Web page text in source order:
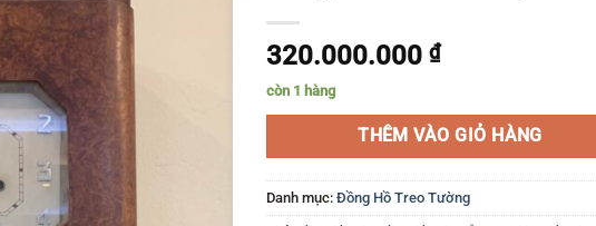
320.000.000 ₫
còn 1 hàng
THÊM VÀO GIỎ HÀNG
Danh mục: Đồng Hồ Treo Tường